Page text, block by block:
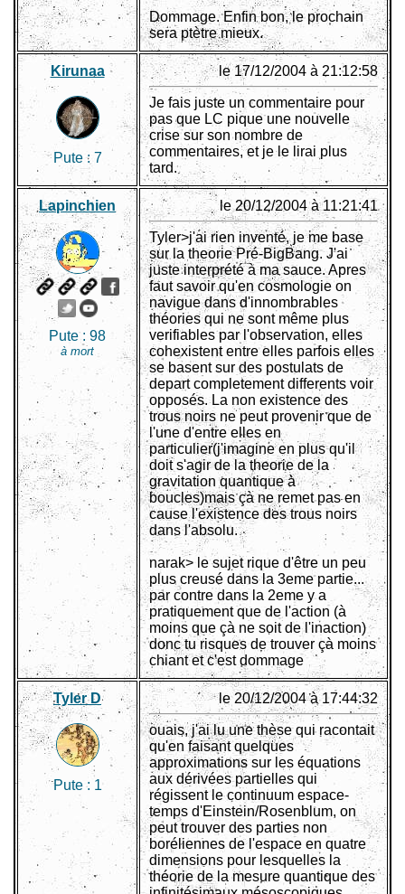
Dommage. Enfin bon, le prochain
sera ptètre mieux.
Kirunaa
Pute : 7
le 17/12/2004 à 21:12:58
Je fais juste un commentaire pour
pas que LC pique une nouvelle
crise sur son nombre de
commentaires, et je le lirai plus
tard.
Lapinchien
Pute : 98
à mort
le 20/12/2004 à 11:21:41
Tyler>j'ai rien inventé, je me base
sur la theorie Pré-BigBang. J'ai
juste interprété à ma sauce. Apres
faut savoir qu'en cosmologie on
navigue dans d'innombrables
théories qui ne sont même plus
verifiables par l'observation, elles
cohexistent entre elles parfois elles
se basent sur des postulats de
depart completement differents voir
opposés. La non existence des
trous noirs ne peut provenir que de
l'une d'entre elles en
particulier(j'imagine en plus qu'il
doit s'agir de la theorie de la
gravitation quantique à
boucles)mais çà ne remet pas en
cause l'existence des trous noirs
dans l'absolu.
narak> le sujet rique d'être un peu
plus creusé dans la 3eme partie...
par contre dans la 2eme y a
pratiquement que de l'action (à
moins que çà ne soit de l'inaction)
donc tu risques de trouver çà moins
chiant et c'est dommage
Tyler D
Pute : 1
le 20/12/2004 à 17:44:32
ouais, j'ai lu une thèse qui racontait
qu'en faisant quelques
approximations sur les équations
aux dérivées partielles qui
régissent le continuum espace-
temps d'Einstein/Rosenblum, on
peut trouver des parties non
boréliennes de l'espace en quatre
dimensions pour lesquelles la
théorie de la mesure quantique des